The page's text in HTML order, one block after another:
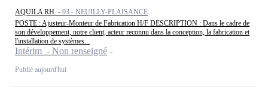
AQUILA RH - 93 - NEUILLY-PLAISANCE
POSTE : Ajusteur-Monteur de Fabrication H/F DESCRIPTION : Dans le cadre de
son développement, notre client, acteur reconnu dans la conception, la fabrication et
l'installation de systèmes...
Intérim - Non renseigné
Publié aujourd'hui